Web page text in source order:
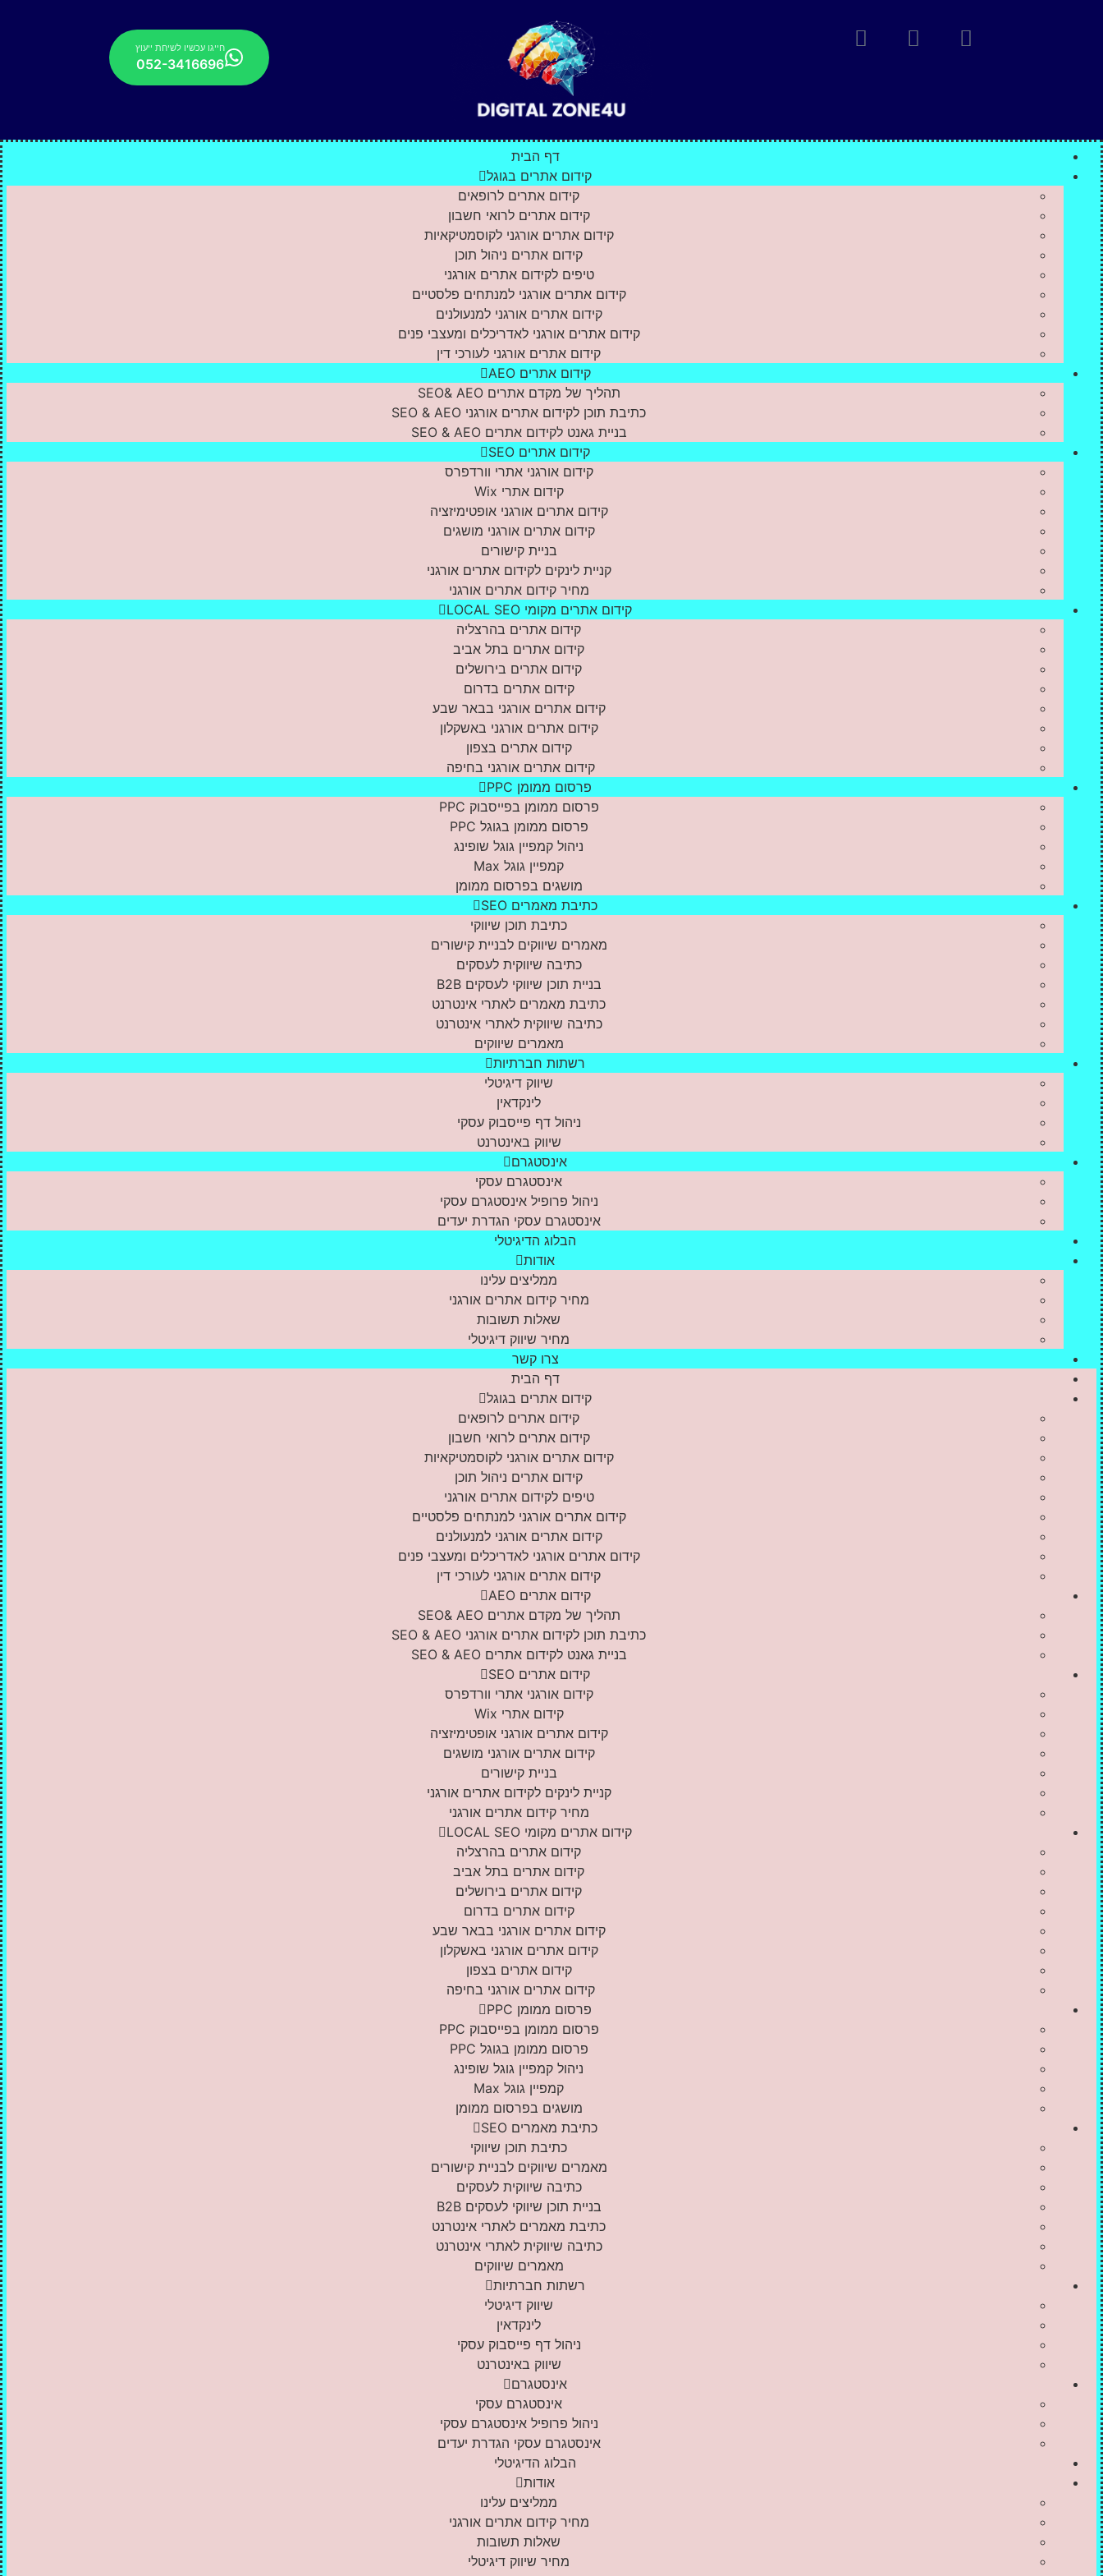
חייגו עכשיו לשיחת ייעוץ
052-3416696
דף הבית
קידום אתרים בגוגל
קידום אתרים לרופאים
קידום אתרים לרואי חשבון
קידום אתרים אורגני לקוסמטיקאיות
קידום אתרים ניהול תוכן
טיפים לקידום אתרים אורגני
קידום אתרים אורגני למנתחים פלסטיים
קידום אתרים אורגני למנעולנים
קידום אתרים אורגני לאדריכלים ומעצבי פנים
קידום אתרים אורגני לעורכי דין
קידום אתרים AEO
תהליך של מקדם אתרים SEO& AEO
כתיבת תוכן לקידום אתרים אורגני SEO & AEO
בניית גאנט לקידום אתרים SEO & AEO
קידום אתרים SEO
קידום אורגני אתרי וורדפרס
קידום אתרי Wix
קידום אתרים אורגני אופטימיזציה
קידום אתרים אורגני מושגים
בניית קישורים
קניית לינקים לקידום אתרים אורגני
מחיר קידום אתרים אורגני
קידום אתרים מקומי LOCAL SEO
קידום אתרים בהרצליה
קידום אתרים בתל אביב
קידום אתרים בירושלים
קידום אתרים בדרום
קידום אתרים אורגני בבאר שבע
קידום אתרים אורגני באשקלון
קידום אתרים בצפון
קידום אתרים אורגני בחיפה
פרסום ממומן PPC
פרסום ממומן בפייסבוק PPC
פרסום ממומן בגוגל PPC
ניהול קמפיין גוגל שופינג
קמפיין גוגל Max
מושגים בפרסום ממומן
כתיבת מאמרים SEO
כתיבת תוכן שיווקי
מאמרים שיווקים לבניית קישורים
כתיבה שיווקית לעסקים
בניית תוכן שיווקי לעסקים B2B
כתיבת מאמרים לאתרי אינטרנט
כתיבה שיווקית לאתרי אינטרנט
מאמרים שיווקים
רשתות חברתיות
שיווק דיגיטלי
לינקדאין
ניהול דף פייסבוק עסקי
שיווק באינטרנט
אינסטגרם
אינסטגרם עסקי
ניהול פרופיל אינסטגרם עסקי
אינסטגרם עסקי הגדרת יעדים
הבלוג הדיגיטלי
אודות
ממליצים עלינו
מחיר קידום אתרים אורגני
שאלות תשובות
מחיר שיווק דיגיטלי
צרו קשר
דף הבית
קידום אתרים בגוגל
קידום אתרים לרופאים
קידום אתרים לרואי חשבון
קידום אתרים אורגני לקוסמטיקאיות
קידום אתרים ניהול תוכן
טיפים לקידום אתרים אורגני
קידום אתרים אורגני למנתחים פלסטיים
קידום אתרים אורגני למנעולנים
קידום אתרים אורגני לאדריכלים ומעצבי פנים
קידום אתרים אורגני לעורכי דין
קידום אתרים AEO
תהליך של מקדם אתרים SEO& AEO
כתיבת תוכן לקידום אתרים אורגני SEO & AEO
בניית גאנט לקידום אתרים SEO & AEO
קידום אתרים SEO
קידום אורגני אתרי וורדפרס
קידום אתרי Wix
קידום אתרים אורגני אופטימיזציה
קידום אתרים אורגני מושגים
בניית קישורים
קניית לינקים לקידום אתרים אורגני
מחיר קידום אתרים אורגני
קידום אתרים מקומי LOCAL SEO
קידום אתרים בהרצליה
קידום אתרים בתל אביב
קידום אתרים בירושלים
קידום אתרים בדרום
קידום אתרים אורגני בבאר שבע
קידום אתרים אורגני באשקלון
קידום אתרים בצפון
קידום אתרים אורגני בחיפה
פרסום ממומן PPC
פרסום ממומן בפייסבוק PPC
פרסום ממומן בגוגל PPC
ניהול קמפיין גוגל שופינג
קמפיין גוגל Max
מושגים בפרסום ממומן
כתיבת מאמרים SEO
כתיבת תוכן שיווקי
מאמרים שיווקים לבניית קישורים
כתיבה שיווקית לעסקים
בניית תוכן שיווקי לעסקים B2B
כתיבת מאמרים לאתרי אינטרנט
כתיבה שיווקית לאתרי אינטרנט
מאמרים שיווקים
רשתות חברתיות
שיווק דיגיטלי
לינקדאין
ניהול דף פייסבוק עסקי
שיווק באינטרנט
אינסטגרם
אינסטגרם עסקי
ניהול פרופיל אינסטגרם עסקי
אינסטגרם עסקי הגדרת יעדים
הבלוג הדיגיטלי
אודות
ממליצים עלינו
מחיר קידום אתרים אורגני
שאלות תשובות
מחיר שיווק דיגיטלי